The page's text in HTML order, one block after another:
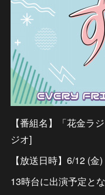
【番組名】「花金ラ
ジオ]
【放送日時】6/12 (
13時台に出演予定と